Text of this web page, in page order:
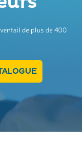
de plus de 400